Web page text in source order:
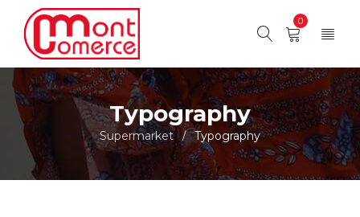
0
Typography
Supermarket / Typography